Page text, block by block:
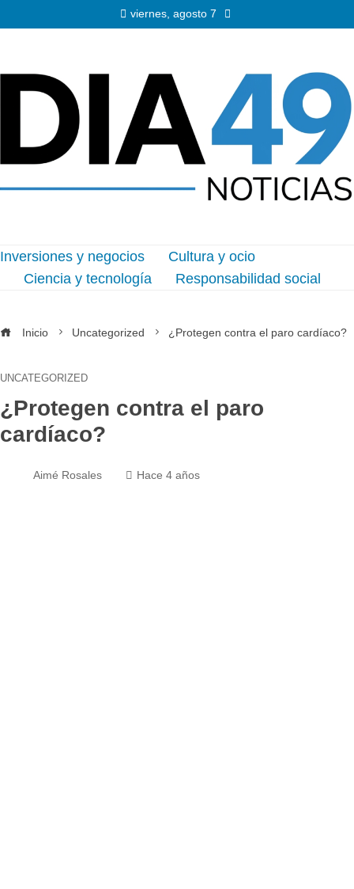
viernes, agosto 7
Inversiones y negocios
Cultura y ocio
Ciencia y tecnología
Responsabilidad social
Inicio Uncategorized ¿Protegen contra el paro cardíaco?
UNCATEGORIZED
¿Protegen contra el paro
cardíaco?
Aimé Rosales Hace 4 años